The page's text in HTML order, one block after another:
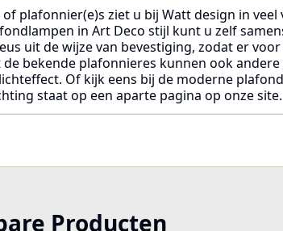
plafonnier(e)s ziet u bij Watt design in
in Art Deco stijl kunt u zelf
uit de wijze van bevestiging, zodat er
de bekende plafonnieres kunnen ook
Of kijk eens bij de moderne
staat op een aparte pagina op onze site.
Producten